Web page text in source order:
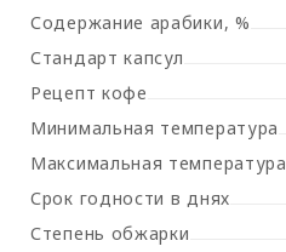
Содержание арабики, %
Стандарт капсул
Рецепт кофе
Минимальная температура
Максимальная температура
Срок годности в днях
Степень обжарки